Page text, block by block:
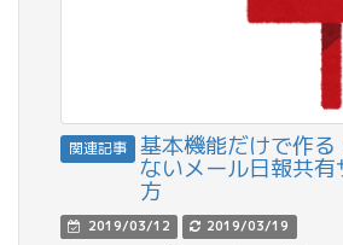
関連記事 基本機能だけで作
ないメール日報共有
方
2019/03/12 2019/03/19